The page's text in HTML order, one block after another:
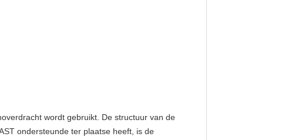
wordt gebruikt. De structuur van de
ondersteunde ter plaatse heeft, is de